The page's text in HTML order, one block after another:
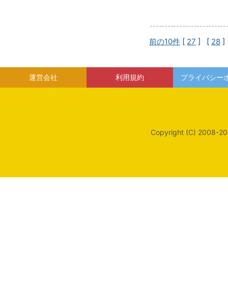
前の10件 [ 27 ] [ 28
運営会社 利用規約 プライバシー
Copyright (C) 2008-